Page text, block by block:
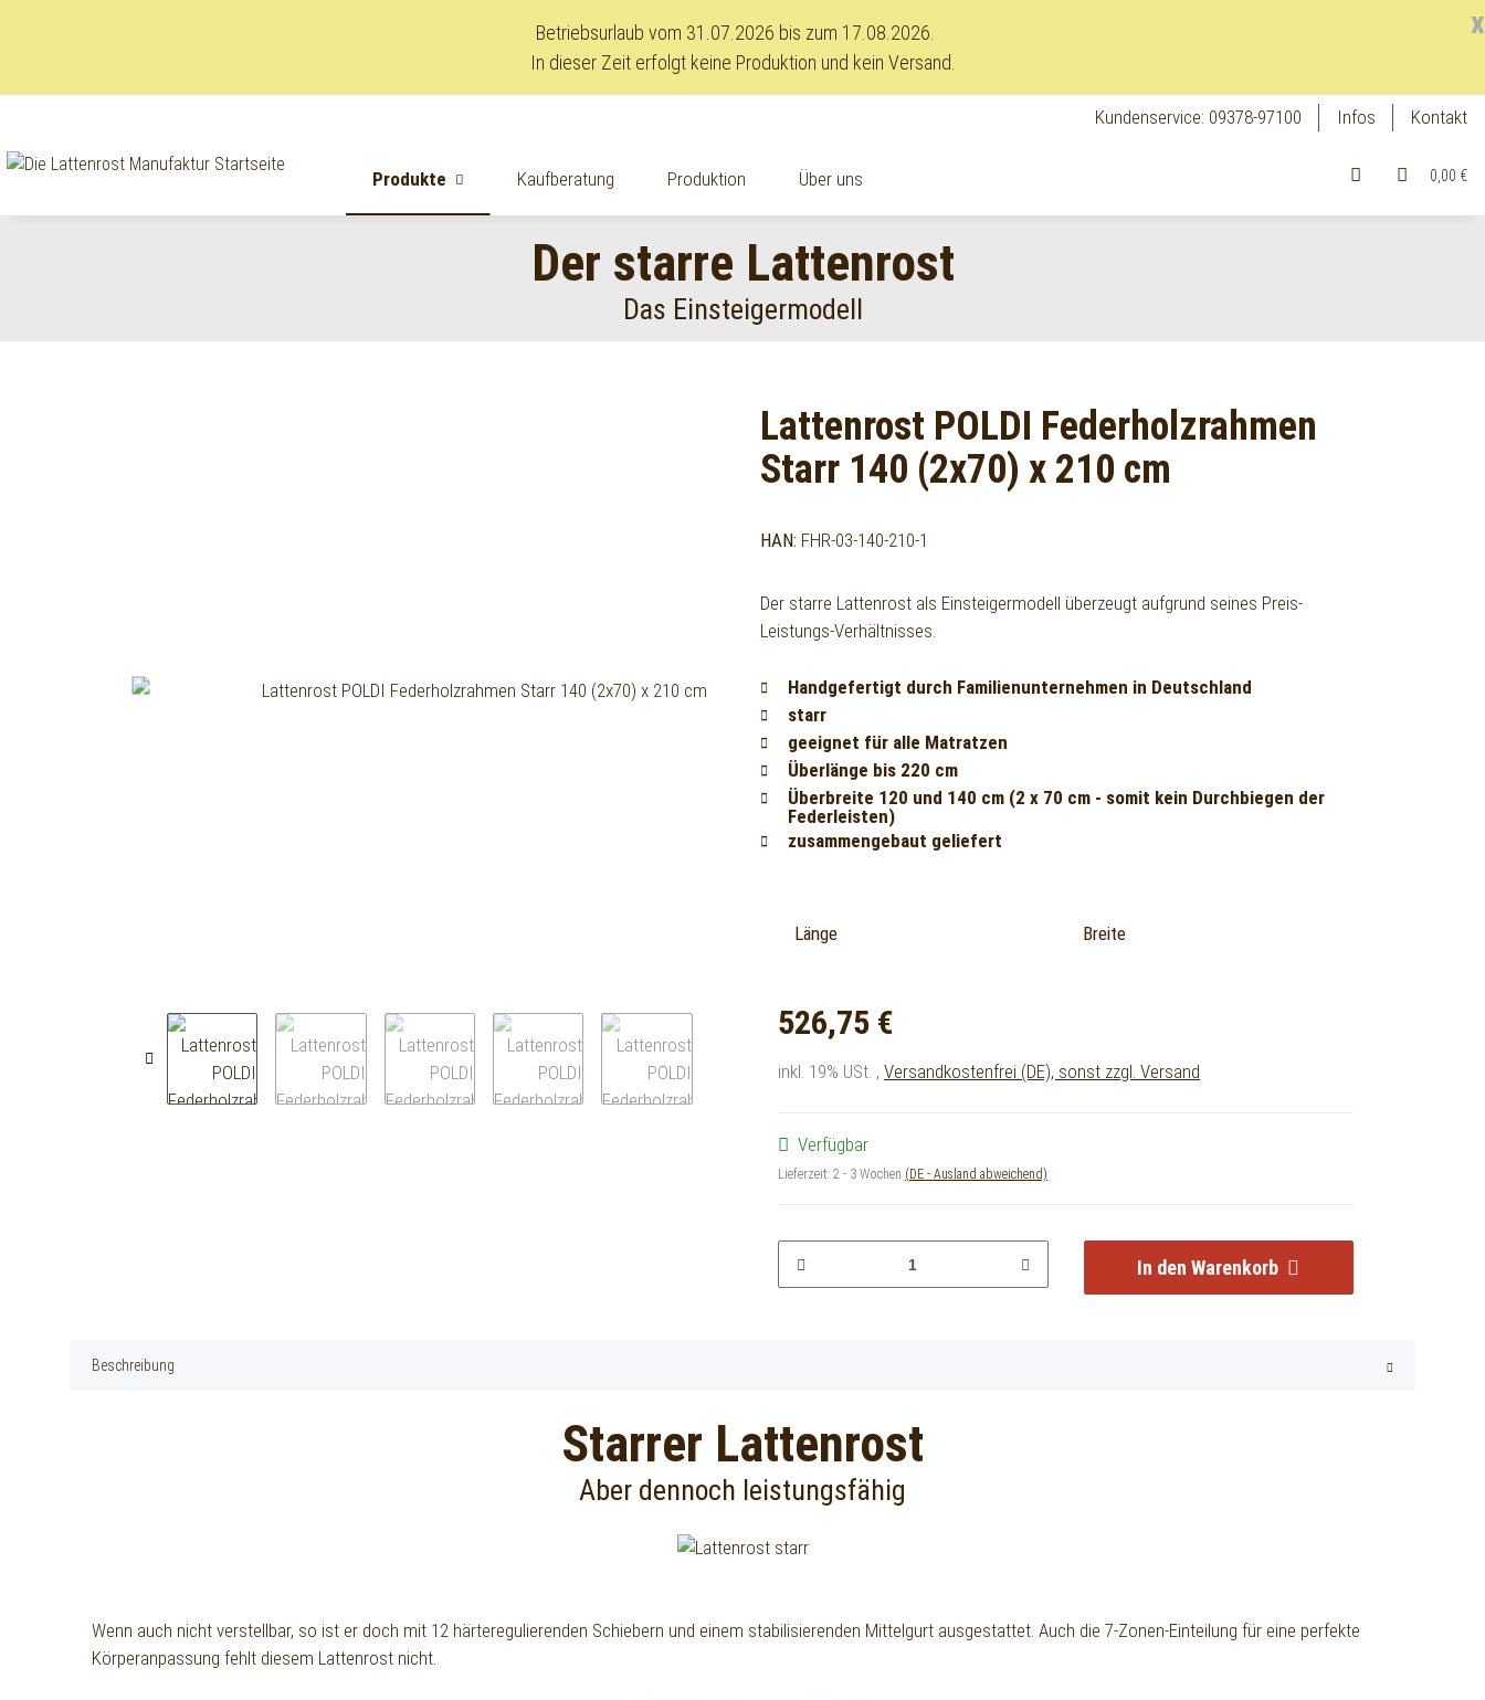
x
Betriebsurlaub vom 31.07.2026 bis zum 17.08.2026.
In dieser Zeit erfolgt keine Produktion und kein Versand.
Kundenservice: 09378-97100 Infos Kontakt
0,00 €
Produkte Kaufberatung Produktion Über uns
Der starre Lattenrost
Das Einsteigermodell
Lattenrost POLDI Federholzrahmen
Starr 140 (2x70) x 210 cm
HAN: FHR-03-140-210-1
Der starre Lattenrost als Einsteigermodell überzeugt aufgrund seines Preis-
Leistungs-Verhältnisses.
Handgefertigt durch Familienunternehmen in Deutschland
starr
geeignet für alle Matratzen
Überlänge bis 220 cm
Überbreite 120 und 140 cm (2 x 70 cm - somit kein Durchbiegen der
Federleisten)
zusammengebaut geliefert
Länge Breite
526,75 €
inkl. 19% USt. , Versandkostenfrei (DE), sonst zzgl. Versand
Verfügbar
Lieferzeit: 2 - 3 Wochen (DE - Ausland abweichend)
In den Warenkorb
Beschreibung
Starrer Lattenrost
Aber dennoch leistungsfähig
Wenn auch nicht verstellbar, so ist er doch mit 12 härteregulierenden Schiebern und einem stabilisierenden Mittelgurt ausgestattet. Auch die 7-Zonen-Einteilung für eine perfekte
Körperanpassung fehlt diesem Lattenrost nicht.